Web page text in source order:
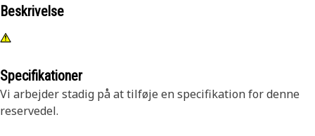
Beskrivelse
Specifikationer
Vi arbejder stadig på at tilføje en specifikation for denne
reservedel.